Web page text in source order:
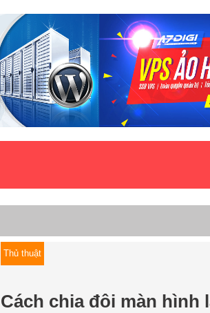
Thủ thuật
Cách chia đôi màn hình